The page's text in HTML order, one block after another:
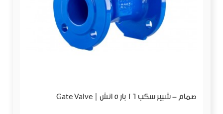
صمام - شيبر سكب 16 بار 5 انش | Gate Valve